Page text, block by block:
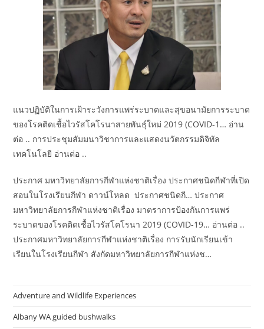
แนวปฏิบัติในการเฝ้าระวังการแพร่ระบาดและสุขอนามัยการระบาด
ของโรคติดเชื้อไวรัสโคโรนาสายพันธุ์ใหม่ 2019 (COVID-1… อ่าน
ต่อ .. การประชุมสัมมนาวิชาการและแสดงนวัตกรรมดิจิทัล
เทคโนโลยี อ่านต่อ ..
ประกาศ มหาวิทยาลัยการกีฬาแห่งชาติเรื่อง ประกาศชนิดกีฬาที่เปิด
สอนในโรงเรียนกีฬา ดาวน์โหลด ประกาศชนิดกี… ประกาศ
มหาวิทยาลัยการกีฬาแห่งชาติเรื่อง มาตราการป้องกันการแพร่
ระบาดของโรคติดเชื้อไวรัสโคโรนา 2019 (COVID-19… อ่านต่อ ..
ประกาศมหาวิทยาลัยการกีฬาแห่งชาติเรื่อง การรับนักเรียนเข้า
เรียนในโรงเรียนกีฬา สังกัดมหาวิทยาลัยการกีฬาแห่งช…
Adventure and Wildlife Experiences
Albany WA guided bushwalks